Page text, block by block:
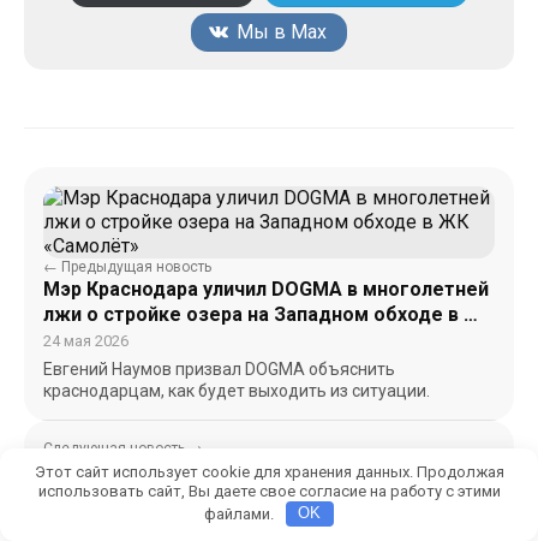
Мы в Max
← Предыдущая новость
Мэр Краснодара уличил DOGMA в многолетней
лжи о стройке озера на Западном обходе в ЖК
«Самолёт»
24 мая 2026
Евгений Наумов призвал DOGMA объяснить
краснодарцам, как будет выходить из ситуации.
Следующая новость →
Где самое чистое Чёрное море и безопасно
отдыхать в Краснодарском крае?
Этот сайт использует cookie для хранения данных. Продолжая
использовать сайт, Вы даете свое согласие на работу с этими
файлами.
OK